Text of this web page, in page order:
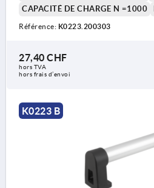
CAPACITÉ DE CHARGE N =1000
Référence: K0223.200303
27,40 CHF
hors TVA
hors frais d’envoi
K0223 B